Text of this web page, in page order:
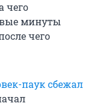
чего
минуты
чего
паук сбежал